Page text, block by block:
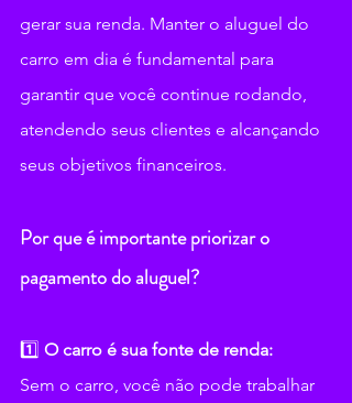
gerar sua renda. Manter o aluguel do
carro em dia é fundamental para
garantir que você continue rodando,
atendendo seus clientes e alcançando
seus objetivos financeiros.
Por que é importante priorizar o
pagamento do aluguel?
1️⃣ O carro é sua fonte de renda:
Sem o carro, você não pode trabalhar